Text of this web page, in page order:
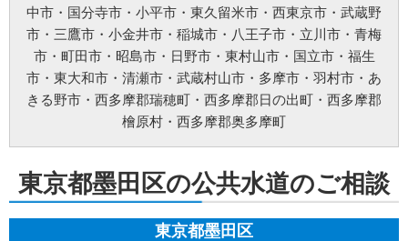
にて通知致します。
ご利用規約
①料金例は基本料金のみです。家電製品の年式や型式、部材や特殊工事が必要な場合
などは別途料金を申し受けます。
②作業にお伺いし、別途部材が必要となる場合は作業日程が変更する可能性がござい
ます。
③ご訪問予約後のご訪問前のキャンセルは、キャンセル料5,500円(税込)を申し受けま
④ご訪問後のキャンセル及びご不在の場合は、キャンセル料5,500円(税込)及び出張費
を申し受けます。
⑤設置補償期間は、設置作業日から30日間となります。期間内の作業不備は無償対応
一、トラブルが発生した場合には、担当作業員が原因究明を行いますが、作業不備に
中市 ・ 国分寺市 ・ 小平市 ・ 東久留米市 ・ 西東京市 ・ 武蔵野
市 ・ 三鷹市 ・ 小金井市 ・ 稲城市 ・ 八王子市 ・ 立川市 ・ 青梅
市・ 町田市・ 昭島市・ 日野市・ 東村山市・ 国立市・ 福生
市 ・ 東大和市 ・ 清瀬市 ・ 武蔵村山市 ・ 多摩市 ・ 羽村市 ・ あ
きる野市 ・ 西多摩郡瑞穂町 ・ 西多摩郡日の出町 ・ 西多摩郡
檜原村 ・ 西多摩郡奥多摩町
東京都墨田区の公共水道のご相談
東京都墨田区